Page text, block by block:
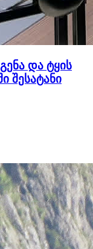
და ტყის
შესატანი